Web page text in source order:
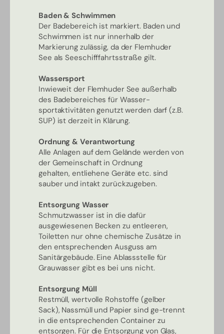
Baden & Schwimmen
Der Badebereich ist markiert. Baden und
Schwimmen ist nur innerhalb der
Markierung zulässig, da der Flemhuder
See als Seeschifffahrtsstraße gilt.
Wassersport
Inwieweit der Flemhuder See außerhalb
des Badebereiches für Wasser-
sportaktivitäten genutzt werden darf (z.B.
SUP) ist derzeit in Klärung.
Ordnung & Verantwortung
Alle Anlagen auf dem Gelände werden von
der Gemeinschaft in Ordnung
gehalten, entliehene Geräte etc. sind
sauber und intakt zurückzugeben.
Entsorgung Wasser
Schmutzwasser ist in die dafür
ausgewiesenen Becken zu entleeren,
Toiletten nur ohne chemische Zusätze in
den entsprechenden Ausguss am
Sanitärgebäude. Eine Ablassstelle für
Grauwasser gibt es bei uns nicht.
Entsorgung Müll
Restmüll, wertvolle Rohstoffe (gelber
Sack), Nassmüll und Papier sind ge-trennt
in die entsprechenden Container zu
entsorgen. Für die Entsorgung von Glas,